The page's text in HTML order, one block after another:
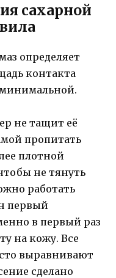
сахарной
определяет
контакта
не тащит её
пропитать
плотной
не тянуть
работать
первый
в первый раз
на кожу. Все
выравнивают
сделано